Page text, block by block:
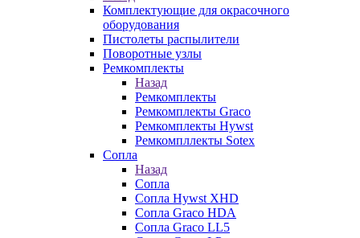
Комплектующие для окрасочного
оборудования
Пистолеты распылители
Поворотные узлы
Ремкомплекты
Назад
Ремкомплекты
Ремкомплекты Graco
Ремкомплекты Hywst
Ремкомпллекты Sotex
Сопла
Назад
Сопла
Сопла Hywst XHD
Сопла Graco HDA
Сопла Graco LL5